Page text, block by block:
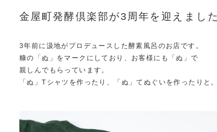
金屋町発酵倶楽部が3周年を迎えまし
3年前に汲地がプロデュースした酵素風呂のお店です。
糠の「ぬ」をマークにしており、お客様にも「ぬ」で
親しんでもらっています。
「ぬ」Tシャツを作ったり、「ぬ」てぬぐいを作ったりと